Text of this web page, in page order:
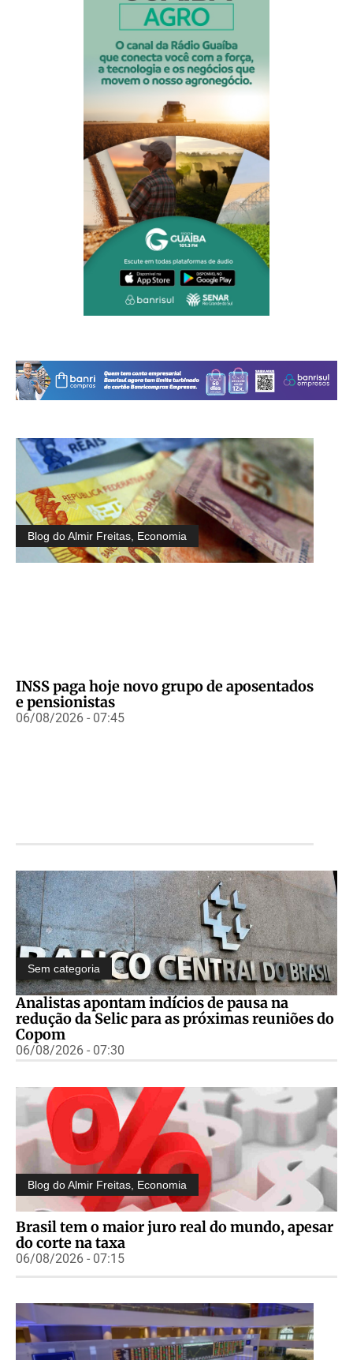
Blog do Almir Freitas Economia
INSS paga hoje novo grupo de aposentados
e pensionistas
06/08/2026 - 07:45
Sem categoria
Analistas apontam indícios de pausa na
redução da Selic para as próximas reuniões do
Copom
06/08/2026 - 07:30
Blog do Almir Freitas Economia
Brasil tem o maior juro real do mundo, apesar
do corte na taxa
06/08/2026 - 07:15